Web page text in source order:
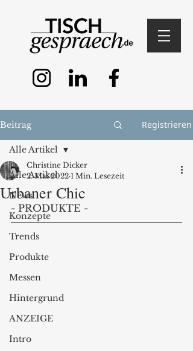
Beitrag Registrieren
Alle Artikel
News
Konzepte
Trends
Produkte
Messen
Hintergrund
ANZEIGE
Intro
Alle Artikel
Urbaner Chic
Christine Dicker
2. Mai 2022 1 Min. Lesezeit
- PRODUKTE -